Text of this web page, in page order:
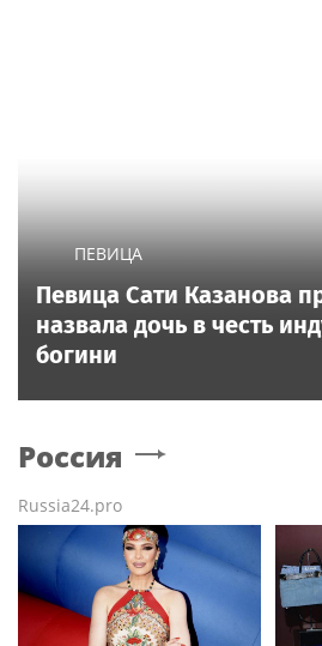
ПЕВИЦА
Певица Сати Казанова
назвала дочь в честь
богини
Россия
Russia24.pro